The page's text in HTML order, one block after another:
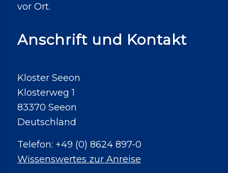
vor Ort.
Anschrift und Kontakt
Kloster Seeon
Klosterweg 1
83370 Seeon
Deutschland
Telefon: +49 (0) 8624 897-0
Wissenswertes zur Anreise